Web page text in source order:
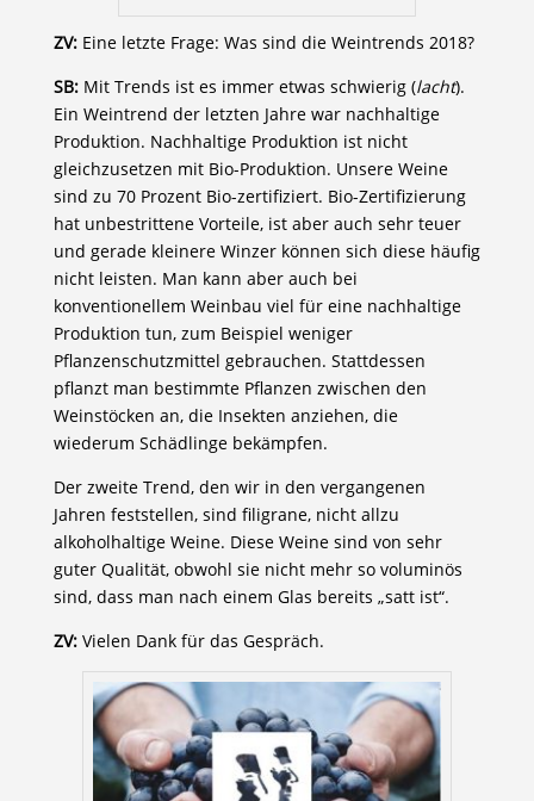
ZV: Eine letzte Frage: Was sind die Weintrends 2018?
SB: Mit Trends ist es immer etwas schwierig (lacht).
Ein Weintrend der letzten Jahre war nachhaltige
Produktion. Nachhaltige Produktion ist nicht
gleichzusetzen mit Bio-Produktion. Unsere Weine
sind zu 70 Prozent Bio-zertifiziert. Bio-Zertifizierung
hat unbestrittene Vorteile, ist aber auch sehr teuer
und gerade kleinere Winzer können sich diese häufig
nicht leisten. Man kann aber auch bei
konventionellem Weinbau viel für eine nachhaltige
Produktion tun, zum Beispiel weniger
Pflanzenschutzmittel gebrauchen. Stattdessen
pflanzt man bestimmte Pflanzen zwischen den
Weinstöcken an, die Insekten anziehen, die
wiederum Schädlinge bekämpfen.
Der zweite Trend, den wir in den vergangenen
Jahren feststellen, sind filigrane, nicht allzu
alkoholhaltige Weine. Diese Weine sind von sehr
guter Qualität, obwohl sie nicht mehr so voluminös
sind, dass man nach einem Glas bereits „satt ist“.
ZV: Vielen Dank für das Gespräch.